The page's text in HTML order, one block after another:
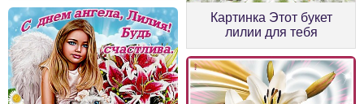
Картинка Этот букет
лилии для тебя